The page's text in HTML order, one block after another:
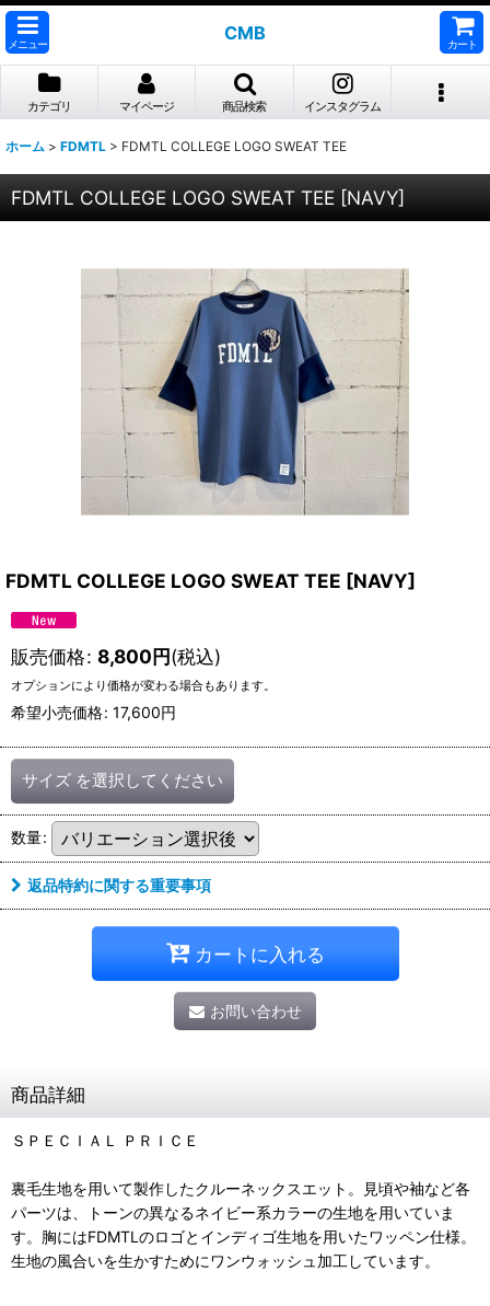
メニュー
CMB
カート
カテゴリ マイページ 商品検索 インスタグラム
ホーム > FDMTL > FDMTL COLLEGE LOGO SWEAT TEE
FDMTL COLLEGE LOGO SWEAT TEE [NAVY]
FDMTL COLLEGE LOGO SWEAT TEE [NAVY]
販売価格: 8,800円(税込)
オプションにより価格が変わる場合もあります。
希望小売価格: 17,600円
サイズ を選択してください
数量:
返品特約に関する重要事項
カートに入れる
お問い合わせ
商品詳細
ＳＰＥＣＩＡＬ ＰＲＩＣＥ
裏毛生地を用いて製作したクルーネックスエット。見頃や袖など各
パーツは、トーンの異なるネイビー系カラーの生地を用いていま
す。胸にはFDMTLのロゴとインディゴ生地を用いたワッペン仕様。
生地の風合いを生かすためにワンウォッシュ加工しています。